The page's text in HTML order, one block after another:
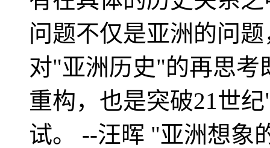
问题不仅是亚洲的问
对"亚洲历史"的再思考
重构，也是突破21世
试。 --汪晖 "亚洲想象